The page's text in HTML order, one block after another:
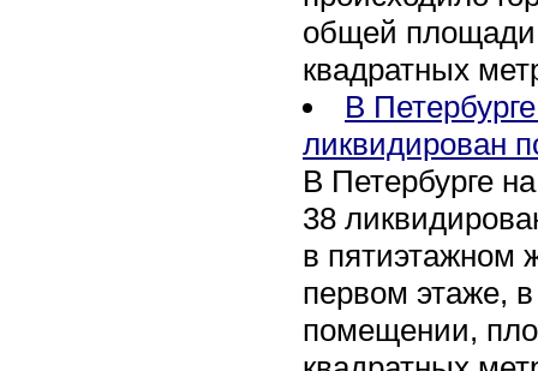
общей площади
квадратных
В
ликвидирован
В Петербурге
38
в пятиэтажном
первом этаже,
помещении,